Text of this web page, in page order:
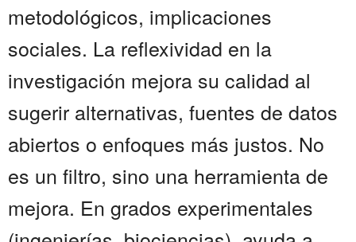
metodológicos, implicaciones
sociales. La reflexividad en la
investigación mejora su calidad al
sugerir alternativas, fuentes de datos
abiertos o enfoques más justos. No
es un filtro, sino una herramienta de
mejora. En grados experimentales